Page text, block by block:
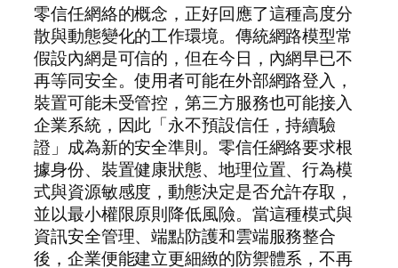
零信任網絡的概念，正好回應了這種高度分
散與動態變化的工作環境。傳統網路模型常
假設內網是可信的，但在今日，內網早已不
再等同安全。使用者可能在外部網路登入，
裝置可能未受管控，第三方服務也可能接入
企業系統，因此「永不預設信任，持續驗
證」成為新的安全準則。零信任網絡要求根
據身份、裝置健康狀態、地理位置、行為模
式與資源敏感度，動態決定是否允許存取，
並以最小權限原則降低風險。當這種模式與
資訊安全管理、端點防護和雲端服務整合
後，企業便能建立更細緻的防禦體系，不再